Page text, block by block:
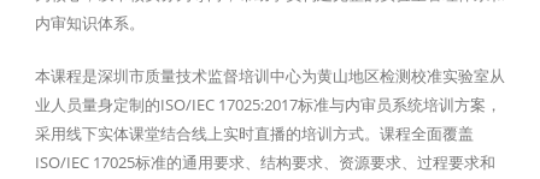
内审知识体系。
本课程是深圳市质量技术监督培训中心为黄山地区检测校准实验室从
业人员量身定制的ISO/IEC 17025:2017标准与内审员系统培训方案，
采用线下实体课堂结合线上实时直播的培训方式。课程全面覆盖
ISO/IEC 17025标准的通用要求、结构要求、资源要求、过程要求和